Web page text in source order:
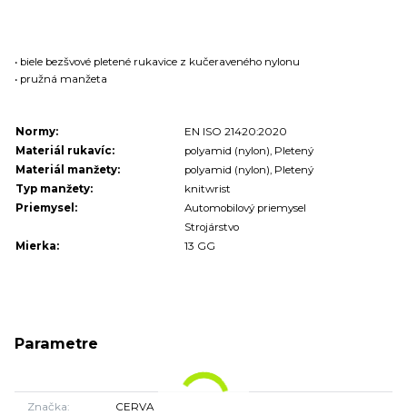
• biele bezšvové pletené rukavice z kučeraveného nylonu
• pružná manžeta
Normy:
EN ISO 21420:2020
Materiál rukavíc:
polyamid (nylon), Pletený
Materiál manžety:
polyamid (nylon), Pletený
Typ manžety:
knitwrist
Priemysel:
Automobilový priemysel
Strojárstvo
Mierka:
13 GG
Parametre
Značka CERVA